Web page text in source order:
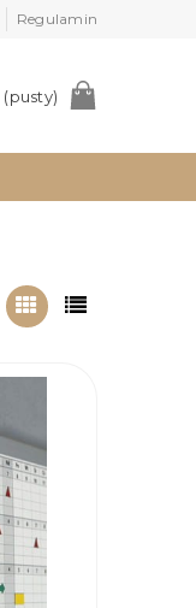
Regulamin
(pusty)